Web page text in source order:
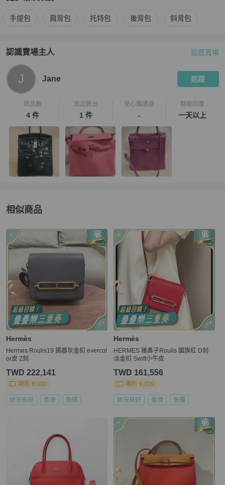
更多Hermès 女包相似商品推薦
手提包 肩背包 托特包 後背包 斜背包
認識賣場主人
PopChill 拍拍圈嚴選賣家
逛逛賣場
J Jane 追蹤
商品數
4 件
商品售出
1 件
安心購通過
-
聊聊回覆
一天以上
相似商品
更多相似Hermès女包推薦精品
Hermès
Hermes Roulis19 錫器灰金扣 evercol
or皮 Z刻
TWD 222,141
現折 8,000
狀況良好 香港 免運
Hermès
HERMES 豬鼻子Roulis 國旗紅 D刻
淡金扣 Swift小牛皮
TWD 161,556
現折 8,000
狀況良好 香港 免運